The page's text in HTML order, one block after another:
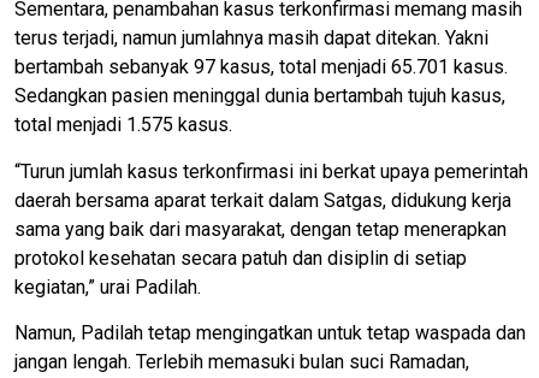
Sementara, penambahan kasus terkonfirmasi memang masih
terus terjadi, namun jumlahnya masih dapat ditekan. Yakni
bertambah sebanyak 97 kasus, total menjadi 65.701 kasus.
Sedangkan pasien meninggal dunia bertambah tujuh kasus,
total menjadi 1.575 kasus.
“Turun jumlah kasus terkonfirmasi ini berkat upaya pemerintah
daerah bersama aparat terkait dalam Satgas, didukung kerja
sama yang baik dari masyarakat, dengan tetap menerapkan
protokol kesehatan secara patuh dan disiplin di setiap
kegiatan,” urai Padilah.
Namun, Padilah tetap mengingatkan untuk tetap waspada dan
jangan lengah. Terlebih memasuki bulan suci Ramadan,